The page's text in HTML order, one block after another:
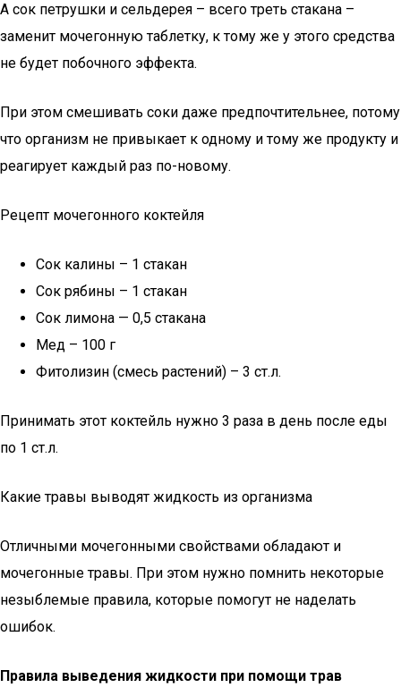
А сок петрушки и сельдерея – всего треть стакана –
заменит мочегонную таблетку, к тому же у этого средства
не будет побочного эффекта.
При этом смешивать соки даже предпочтительнее, потому
что организм не привыкает к одному и тому же продукту и
реагирует каждый раз по-новому.
Рецепт мочегонного коктейля
Сок калины – 1 стакан
Сок рябины – 1 стакан
Сок лимона — 0,5 стакана
Мед – 100 г
Фитолизин (смесь растений) – 3 ст.л.
Принимать этот коктейль нужно 3 раза в день после еды
по 1 ст.л.
Какие травы выводят жидкость из организма
Отличными мочегонными свойствами обладают и
мочегонные травы. При этом нужно помнить некоторые
незыблемые правила, которые помогут не наделать
ошибок.
Правила выведения жидкости при помощи трав